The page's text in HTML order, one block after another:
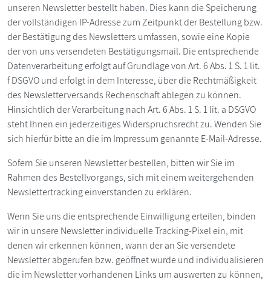
unseren Newsletter bestellt haben. Dies kann die Speicherung
der vollständigen IP-Adresse zum Zeitpunkt der Bestellung bzw.
der Bestätigung des Newsletters umfassen, sowie eine Kopie
der von uns versendeten Bestätigungsmail. Die entsprechende
Datenverarbeitung erfolgt auf Grundlage von Art. 6 Abs. 1 S. 1 lit.
f DSGVO und erfolgt in dem Interesse, über die Rechtmäßigkeit
des Newsletterversands Rechenschaft ablegen zu können.
Hinsichtlich der Verarbeitung nach Art. 6 Abs. 1 S. 1 lit. a DSGVO
steht Ihnen ein jederzeitiges Widerspruchsrecht zu. Wenden Sie
sich hierfür bitte an die im Impressum genannte E-Mail-Adresse.
Sofern Sie unseren Newsletter bestellen, bitten wir Sie im
Rahmen des Bestellvorgangs, sich mit einem weitergehenden
Newslettertracking einverstanden zu erklären.
Wenn Sie uns die entsprechende Einwilligung erteilen, binden
wir in unsere Newsletter individuelle Tracking-Pixel ein, mit
denen wir erkennen können, wann der an Sie versendete
Newsletter abgerufen bzw. geöffnet wurde und individualisieren
die im Newsletter vorhandenen Links um auswerten zu können,